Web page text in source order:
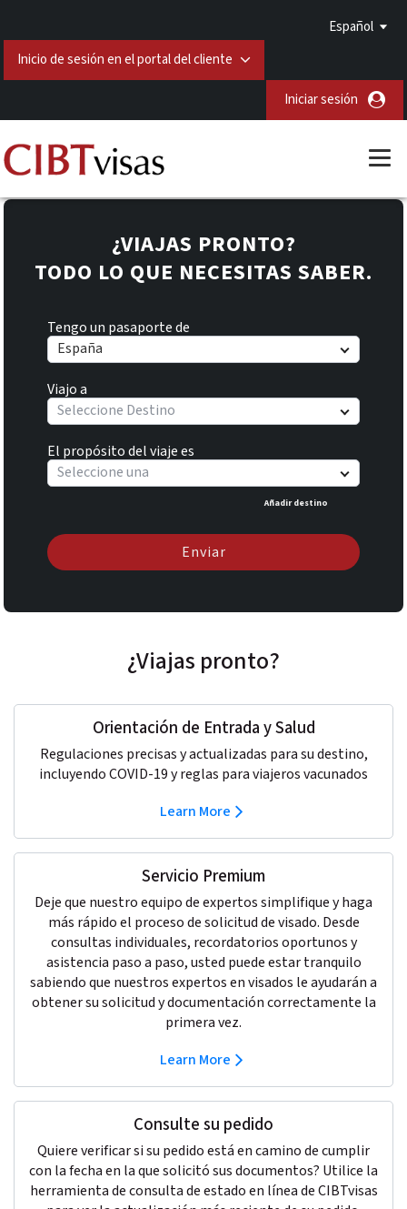
Español
Inicio de sesión en el portal del cliente
Iniciar sesión
¿VIAJAS PRONTO?
TODO LO QUE NECESITAS SABER.
Tengo un pasaporte de
España
Viajo a
Seleccione Destino
El propósito del viaje es
Seleccione una
Añadir destino
Enviar
¿Viajas pronto?
Orientación de Entrada y Salud
Regulaciones precisas y actualizadas para su destino,
incluyendo COVID-19 y reglas para viajeros vacunados
Learn More
Servicio Premium
Deje que nuestro equipo de expertos simplifique y haga
más rápido el proceso de solicitud de visado. Desde
consultas individuales, recordatorios oportunos y
asistencia paso a paso, usted puede estar tranquilo
sabiendo que nuestros expertos en visados le ayudarán a
obtener su solicitud y documentación correctamente la
primera vez.
Learn More
Consulte su pedido
Quiere verificar si su pedido está en camino de cumplir
con la fecha en la que solicitó sus documentos? Utilice la
herramienta de consulta de estado en línea de CIBTvisas